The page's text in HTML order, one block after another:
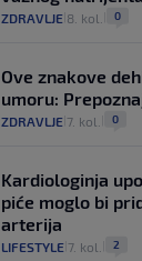
ZDRAVLJE 8. kol. 0
Ove znakove
umoru:
ZDRAVLJE 7. kol. 0
Kardiologinja
piće moglo bi
arterija
LIFESTYLE 7. kol. 2